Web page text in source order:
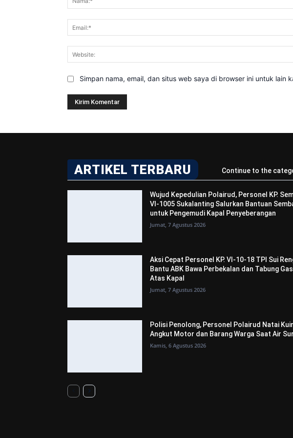
Simpan nama, email, dan situs web saya di browser ini untuk lain
ARTIKEL TERBARU Continue to the
Wujud Kepedulian Polairud, Personel KP.
VI-1005 Sukalanting Salurkan Bantuan
untuk Pengemudi Kapal Penyeberangan
Jumat, 7 Agustus 2026
Aksi Cepat Personel KP. VI-10-18 TPI Sui
Bantu ABK Bawa Perbekalan dan Tabung
Atas Kapal
Jumat, 7 Agustus 2026
Polisi Penolong, Personel Polairud Natai
Angkut Motor dan Barang Warga Saat Air
Kamis, 6 Agustus 2026